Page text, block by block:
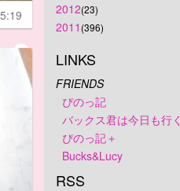
2012(23)
2011 (396)
LINKS
FRIENDS
ぴのっ記
バックス君は今日も行く
ぴのっ記＋
Bucks&Lucy
RSS